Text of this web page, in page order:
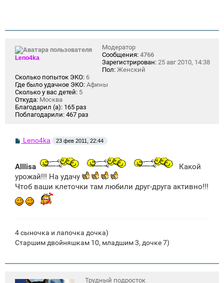
Leno4ka
Модератор
Сообщения: 4766
Зарегистрирован: 25 авг 2010, 14:38
Пол: Женский
Сколько попыток ЭКО: 6
Где было удачное ЭКО: Афины
Сколько у вас детей: 5
Откуда: Москва
Благодарил (а): 165 раз
Поблагодарили: 467 раз
С
е
н
и
Leno4ka 23 фев 2011, 22:44
Alllisa
Какой
урожай!!! На удачу
Чтоб ваши клеточки там любили друг-друга активно!!!
4 сыночка и лапочка дочка)
Старшим двойняшкам 10, младшим 3, дочке 7)
Трудный подросток